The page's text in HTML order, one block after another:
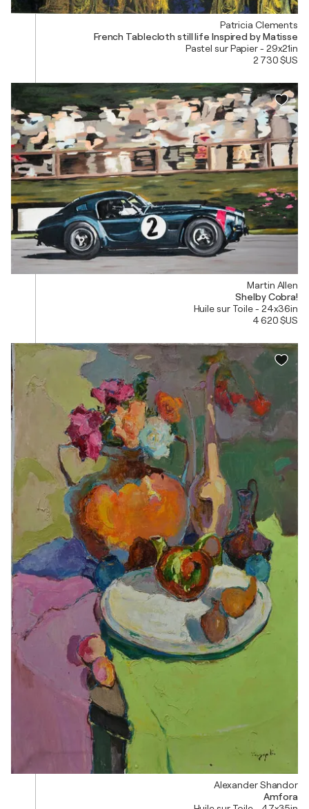
Patricia Clements
French Tablecloth still life Inspired by Matisse
Pastel sur Papier - 29x21in
2 730 $US
Martin Allen
Shelby Cobra!
Huile sur Toile - 24x36in
4 620 $US
Alexander Shandor
Amfora